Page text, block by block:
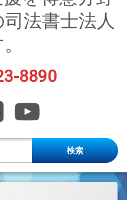
法書士法人
8890
メールアドレス
YouTube
索: